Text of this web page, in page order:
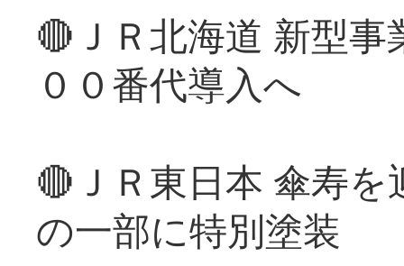
🔴ＪＲ北海道 新型
００番代導入へ
🔴ＪＲ東日本 傘寿
の一部に特別塗装